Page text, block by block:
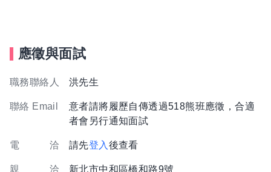
應徵與面試
職務聯絡人 洪先生
聯絡 Email
意者請將履歷自傳透過518熊班應徵，合適
者會另行通知面試
電 洽 請先登入 後查看
親 洽 新北市中和區橋和路9號